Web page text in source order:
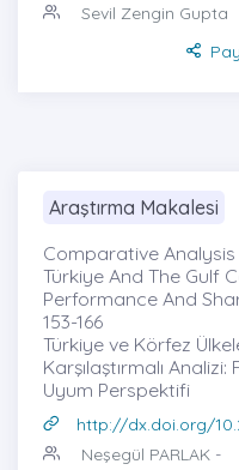
Sevil Zengin Gupta
Araştırma Makalesi
Comparative
Türkiye And The Gulf
Performance And
153-166
Türkiye ve Körfez
Karşılaştırmalı
Uyum Perspektifi
http://dx.doi.org/
Neşegül PARLAK -